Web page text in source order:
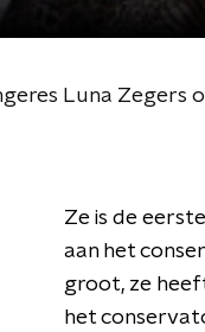
Luna Zegers
Ze is de
aan het
groot, ze
het